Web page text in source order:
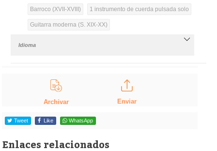
Barroco (XVII-XVIII) 1 instrumento de cuerda pulsada solo
Guitarra moderna (S. XIX-XX)
Idioma
Archivar Enviar
Tweet Like WhatsApp
Enlaces relacionados